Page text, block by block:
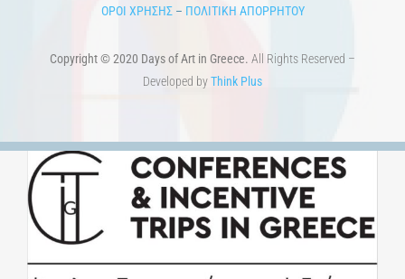
ΟΡΟΙ ΧΡΗΣΗΣ– ΠΟΛΙΤΙΚΗ ΑΠΟΡΡΗΤΟΥ
Copyright © 2020 Days of Art in Greece. All Rights Reserved –
Developed byThink Plus